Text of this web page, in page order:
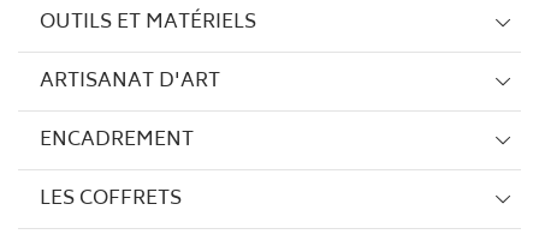
OUTILS ET MATÉRIELS
ARTISANAT D'ART
ENCADREMENT
LES COFFRETS